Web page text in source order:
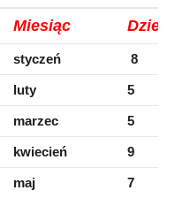
Miesiąc Dzień
styczeń 8
luty 5
marzec 5
kwiecień 9
maj 7